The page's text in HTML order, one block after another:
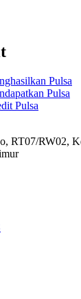
Pulsa
Pulsa
Pulsa
RT07/RW02,